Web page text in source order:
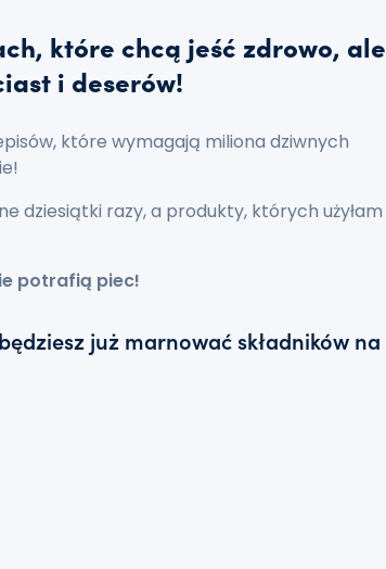
które chcą jeść zdrowo, ale
i deserów!
które wymagają miliona dziwnych
dziesiątki razy, a produkty, których użyłam
potrafią piec!
już marnować składników na